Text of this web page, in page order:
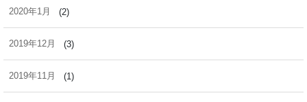
2020年1月 (2)
2019年12月 (3)
2019年11月 (1)